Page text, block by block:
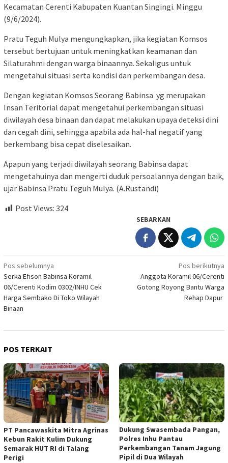
Kecamatan Cerenti Kabupaten Kuantan Singingi. Minggu
(9/6/2024).
Pratu Teguh Mulya mengungkapkan, jika kegiatan Komsos
tersebut bertujuan untuk meningkatkan keamanan dan
Silaturahmi dengan warga binaannya. Sekaligus untuk
mengetahui situasi serta kondisi dan perkembangan desa.
Dengan kegiatan Komsos Seorang Babinsa yg merupakan
Insan Teritorial dapat mengetahui perkembangan situasi
diwilayah desa binaan dan dapat melakukan upaya deteksi dini
dan cegah dini, sehingga apabila ada hal-hal negatif yang
berkembang bisa cepat diselesaikan.
Apapun yang terjadi diwilayah seorang Babinsa dapat
mengetahuinya dan mengerti duduk persoalannya dengan baik,
ujar Babinsa Pratu Teguh Mulya. (A.Rustandi)
Post Views: 324
SEBARKAN
Navigasi
pos
Pos sebelumnya
Serka Efison Babinsa Koramil
06/Cerenti Kodim 0302/INHU Cek
Harga Sembako Di Toko Wilayah
Binaan
Pos berikutnya
Anggota Koramil 06/Cerenti
Gotong Royong Bantu Warga
Rehap Dapur
POS TERKAIT
‎PT Pancawaskita Mitra Agrinas
Kebun Rakit Kulim Dukung
Semarak HUT RI di Talang
Perigi
Dukung Swasembada Pangan,
Polres Inhu Pantau
Perkembangan Tanam Jagung
Pipil di Dua Wilayah